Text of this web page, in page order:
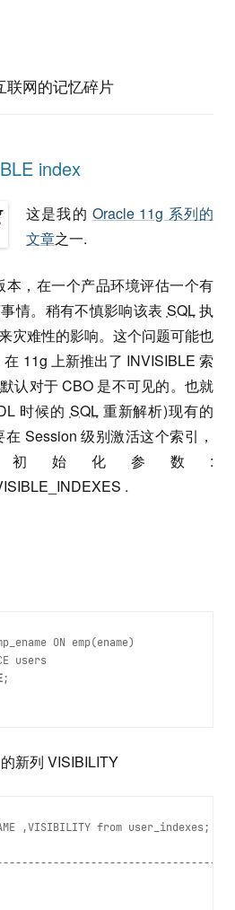
联网的记忆碎片
index
这是我的Oracle 11g 系列的
文章之一.
本，在一个产品环境评估一个有
情。稍有不慎影响该表 SQL执
灾难性的影响。这个问题可能也
11g 上新推出了 INVISIBLE 索
认对于 CBO 是不可见的。也就
时候的 SQL重新解析)现有的
Session 级别激活这个索引，
初始化参数:
.
ON emp(ename)
users
;
新列 VISIBILITY
,VISIBILITY from user_indexes;